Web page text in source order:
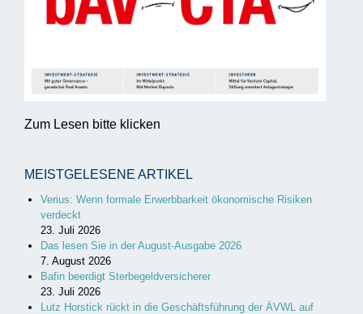
Zum Lesen bitte klicken
MEISTGELESENE ARTIKEL
Verius: Wenn formale Erwerbbarkeit ökonomische Risiken
verdeckt
23. Juli 2026
Das lesen Sie in der August-Ausgabe 2026
7. August 2026
Bafin beerdigt Sterbegeldversicherer
23. Juli 2026
Lutz Horstick rückt in die Geschäftsführung der ÄVWL auf